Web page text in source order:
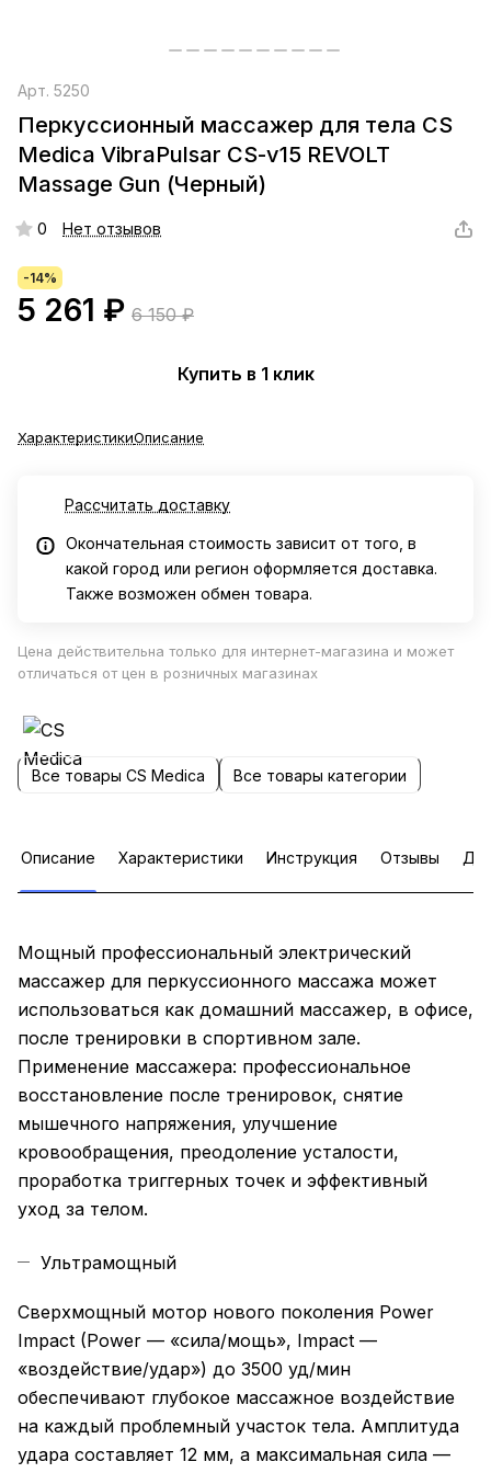
Арт. 5250
Перкуссионный массажер для тела CS
Medica VibraPulsar CS-v15 REVOLT
Massage Gun (Черный)
0 Нет отзывов
-14%
5 261 ₽ 6 150 ₽
Купить в 1 клик
ХарактеристикиОписание
Рассчитать доставку
Окончательная стоимость зависит от того, в
какой город или регион оформляется доставка.
Также возможен обмен товара.
Цена действительна только для интернет-магазина и может
отличаться от цен в розничных магазинах
Все товары CS Medica Все товары категории
Описание Характеристики Инструкция Отзывы
Мощный профессиональный электрический
массажер для перкуссионного массажа может
использоваться как домашний массажер, в офисе,
после тренировки в спортивном зале.
Применение массажера: профессиональное
восстановление после тренировок, снятие
мышечного напряжения, улучшение
кровообращения, преодоление усталости,
проработка триггерных точек и эффективный
уход за телом.
Ультрамощный
Сверхмощный мотор нового поколения Power
Impact (Power — «сила/мощь», Impact —
«воздействие/удар») до 3500 уд/мин
обеспечивают глубокое массажное воздействие
на каждый проблемный участок тела. Амплитуда
удара составляет 12 мм, а максимальная сила —